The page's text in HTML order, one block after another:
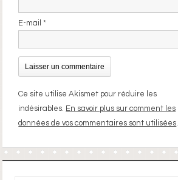
E-mail*
Ce site utilise Akismet pour réduire les
indésirables. En savoir plus sur comment les
données de vos commentaires sont utilisées.